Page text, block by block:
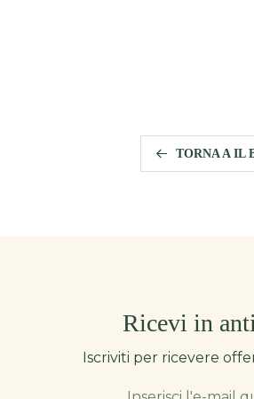
TORNA A IL
Ricevi in
Iscriviti per ricevere
Inserisci